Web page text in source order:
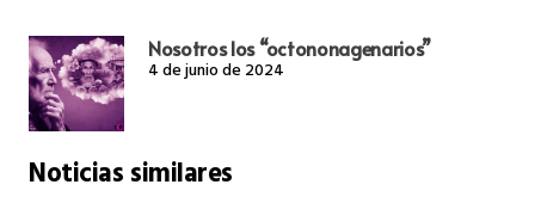
Nosotros los “octononagenarios”
4 de junio de 2024
Noticias similares